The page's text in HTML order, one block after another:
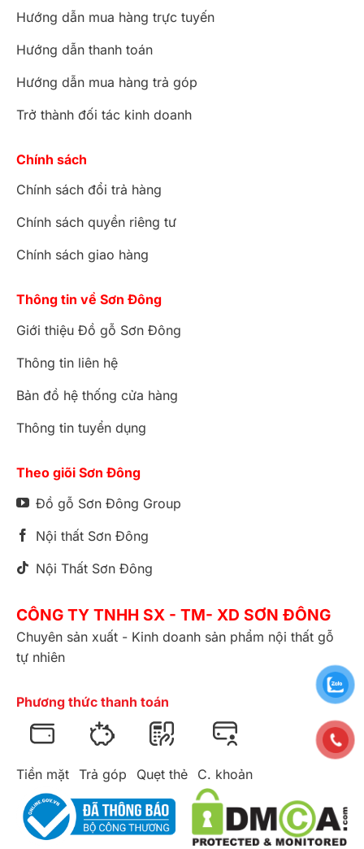
Hướng dẫn mua hàng trực tuyến
Hướng dẫn thanh toán
Hướng dẫn mua hàng trả góp
Trở thành đối tác kinh doanh
Chính sách
Chính sách đổi trả hàng
Chính sách quyền riêng tư
Chính sách giao hàng
Thông tin về Sơn Đông
Giới thiệu Đồ gỗ Sơn Đông
Thông tin liên hệ
Bản đồ hệ thống cửa hàng
Thông tin tuyển dụng
Theo giõi Sơn Đông
Đồ gỗ Sơn Đông Group
Nội thất Sơn Đông
Nội Thất Sơn Đông
CÔNG TY TNHH SX - TM- XD SƠN ĐÔNG
Chuyên sản xuất - Kinh doanh sản phẩm nội thất gỗ
tự nhiên
Phương thức thanh toán
Tiền mặt Trả góp Quẹt thẻ C. khoản